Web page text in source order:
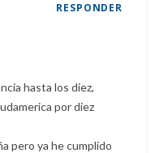
RESPONDER
hasta los diez,
por diez
pero ya he cumplido